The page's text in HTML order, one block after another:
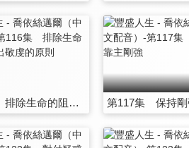
第116集 排除生命的阻礙 活出敬虔的原則